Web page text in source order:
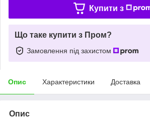
Купити з
Що таке купити з Пром?
Замовлення під захистом
Опис Характеристики Доставка
Опис